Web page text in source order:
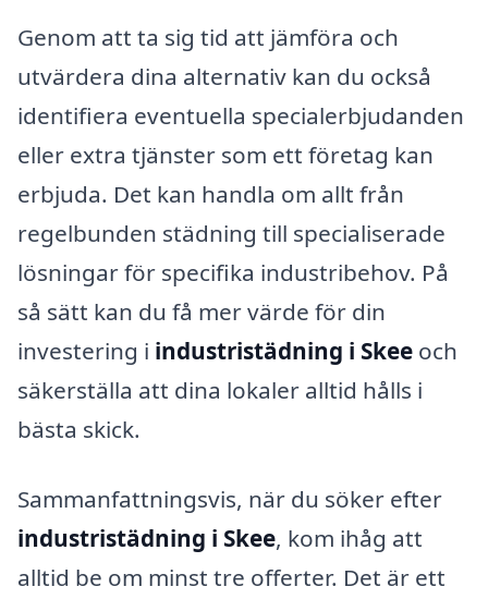
Genom att ta sig tid att jämföra och
utvärdera dina alternativ kan du också
identifiera eventuella specialerbjudanden
eller extra tjänster som ett företag kan
erbjuda. Det kan handla om allt från
regelbunden städning till specialiserade
lösningar för specifika industribehov. På
så sätt kan du få mer värde för din
investering i industristädning i Skee och
säkerställa att dina lokaler alltid hålls i
bästa skick.
Sammanfattningsvis, när du söker efter
industristädning i Skee, kom ihåg att
alltid be om minst tre offerter. Det är ett